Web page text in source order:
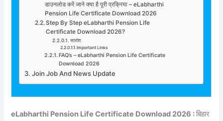
डाउनलोड करें जाने क्या है पूरी प्रक्रिया – eLabharthi
Pension Life Certificate Download 2026
Step By Step eLabharthi Pension Life
Certificate Download 2026?
सारांश
Important Links
FAQ’s – eLabharthi Pension Life Certificate
Download 2026
Join Job And News Update
eLabharthi Pension Life Certificate Download 2026 :बिहार